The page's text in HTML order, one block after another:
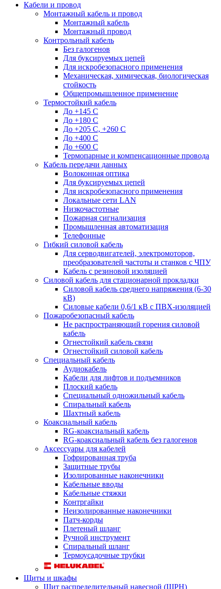
Кабели и провод
Монтажный кабель и провод
Монтажный кабель
Монтажный провод
Контрольный кабель
Без галогенов
Для буксируемых цепей
Для искробезопасного применения
Механическая, химическая, биологическая
стойкость
Общепромышленное применение
Термостойкий кабель
До +145 С
До +180 C
До +205 С, +260 С
До +400 C
До +600 С
Термопарные и компенсационные провода
Кабель передачи данных
Волоконная оптика
Для буксируемых цепей
Для искробезопасного применения
Локальные сети LAN
Низкочастотные
Пожарная сигнализация
Промышленная автоматизация
Телефонные
Гибкий силовой кабель
Для серводвигателей, электромоторов,
преобразователей частоты и станков с ЧПУ
Кабель с резиновой изоляцией
Силовой кабель для стационарной прокладки
Силовой кабель среднего напряжения (6-30
кВ)
Силовые кабели 0,6/1 кВ с ПВХ-изоляцией
Пожаробезопасный кабель
Не распространяющий горения силовой
кабель
Огнестойкий кабель связи
Огнестойкий силовой кабель
Специальный кабель
Аудиокабель
Кабели для лифтов и подъемников
Плоский кабель
Специальный одножильный кабель
Спиральный кабель
Шахтный кабель
Коаксиальный кабель
RG-коаксиальный кабель
RG-коаксиальный кабель без галогенов
Аксессуары для кабелей
Гофрированная труба
Защитные трубы
Изолированные наконечники
Кабельные вводы
Кабельные стяжки
Контргайки
Неизолированные наконечники
Патч-корды
Плетеный шланг
Ручной инструмент
Спиральный шланг
Термоусадочные трубки
Щиты и шкафы
Щит распределительный навесной (ЩРН)